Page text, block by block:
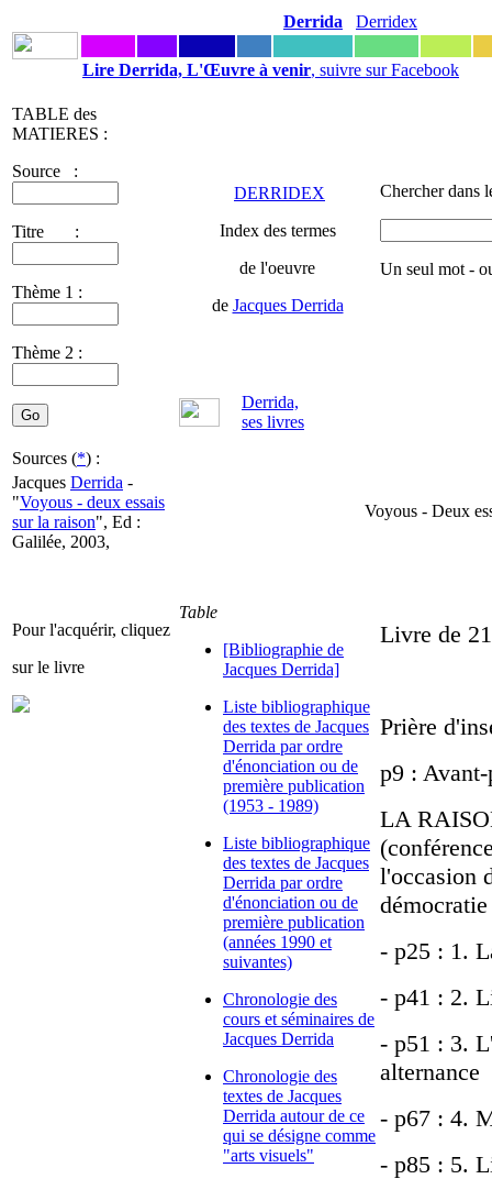
Derrida Derridex
Lire Derrida, L'Œuvre à venir, suivre sur Facebook
TABLE des
MATIERES :
Source :
Titre :
Thème 1 :
Thème 2 :
DERRIDEX
Index des termes
de l'oeuvre
de Jacques Derrida
Chercher dans
Un seul mot -
Derrida,
ses livres
Sources (*) :
Jacques Derrida -
"Voyous - deux essais
sur la raison", Ed :
Galilée, 2003,
Voyous - Deux
Pour l'acquérir, cliquez
sur le livre
Table
[Bibliographie de
Jacques Derrida]
Liste bibliographique
des textes de Jacques
Derrida par ordre
d'énonciation ou de
première publication
(1953 - 1989)
Liste bibliographique
des textes de Jacques
Derrida par ordre
d'énonciation ou de
première publication
(années 1990 et
suivantes)
Chronologie des
cours et séminaires de
Jacques Derrida
Chronologie des
textes de Jacques
Derrida autour de ce
qui se désigne comme
"arts visuels"
Livre de
Prière
p9 :
LA
l'occasion
- p25 : 1.
- p41 : 2.
- p51 : 3.
alternance
- p67 : 4.
- p85 : 5.